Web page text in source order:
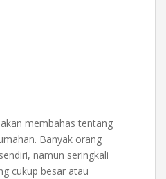
membahas tentang
Banyak orang
namun seringkali
cukup besar atau